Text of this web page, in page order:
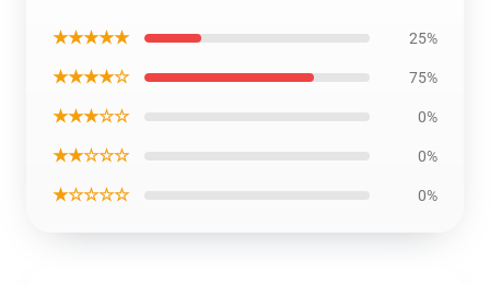
★★★★★ 25%
★★★★☆ 75%
★★★☆☆ 0%
★★☆☆☆ 0%
★☆☆☆☆ 0%